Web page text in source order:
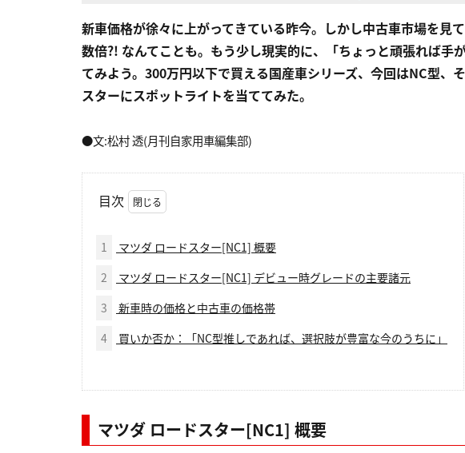
新車価格が徐々に上がってきている昨今。しかし中古車市場を見
数倍?! なんてことも。もう少し現実的に、「ちょっと頑張れば手
てみよう。300万円以下で買える国産車シリーズ、今回はNC型、
スターにスポットライトを当ててみた。
●文:松村 透(月刊自家用車編集部)
目次
1
マツダ ロードスター[NC1] 概要
2
マツダ ロードスター[NC1] デビュー時グレードの主要諸元
3
新車時の価格と中古車の価格帯
4
買いか否か：「NC型推しであれば、選択肢が豊富な今のうちに」
マツダ ロードスター[NC1] 概要